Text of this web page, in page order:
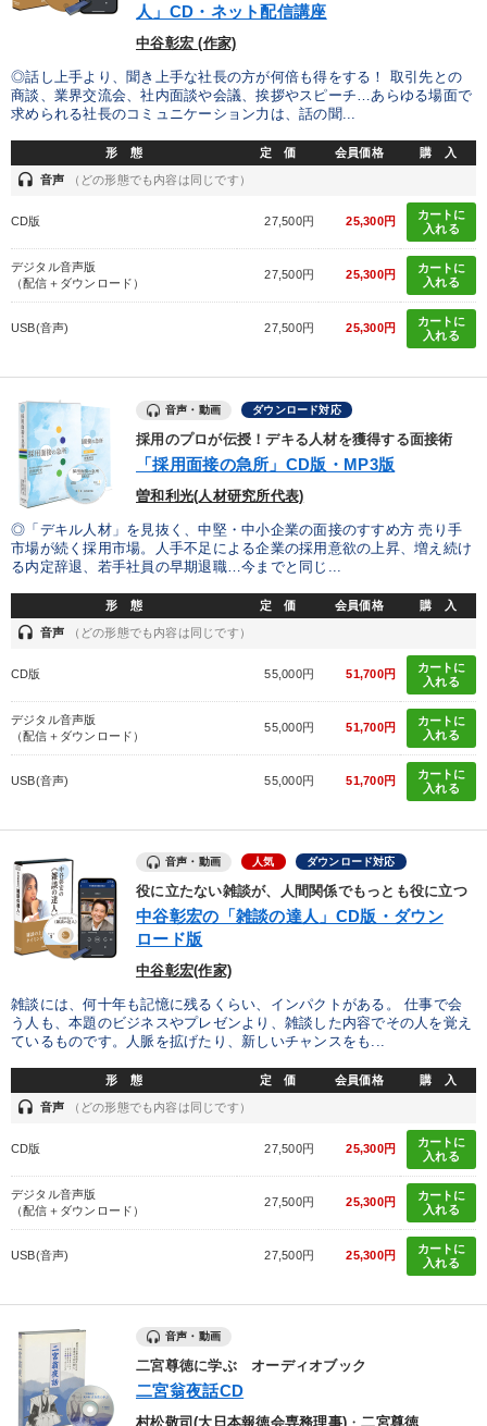
人」CD・ネット配信講座
中谷彰宏 (作家)
◎話し上手より、聞き上手な社長の方が何倍も得をする！ 取引先との
商談、業界交流会、社内面談や会議、挨拶やスピーチ…あらゆる場面で
求められる社長のコミュニケーション力は、話の聞...
形 態 定 価 会員価格 購 入
headset 音声 （どの形態でも内容は同じです）
CD版 27,500円 25,300円
カートに
入れる
デジタル音声版
（配信＋ダウンロード）
27,500円 25,300円
カートに
入れる
USB(音声) 27,500円 25,300円
カートに
入れる
音声・動画 ダウンロード対応
採用のプロが伝授！デキる人材を獲得する面接術
「採用面接の急所」CD版・MP3版
曽和利光(人材研究所代表)
◎「デキル人材」を見抜く、中堅・中小企業の面接のすすめ方 売り手
市場が続く採用市場。人手不足による企業の採用意欲の上昇、増え続け
る内定辞退、若手社員の早期退職…今までと同じ...
形 態 定 価 会員価格 購 入
headset 音声 （どの形態でも内容は同じです）
CD版 55,000円 51,700円
カートに
入れる
デジタル音声版
（配信＋ダウンロード）
55,000円 51,700円
カートに
入れる
USB(音声) 55,000円 51,700円
カートに
入れる
音声・動画 人気 ダウンロード対応
役に立たない雑談が、人間関係でもっとも役に立つ
中谷彰宏の「雑談の達人」CD版・ダウン
ロード版
中谷彰宏(作家)
雑談には、何十年も記憶に残るくらい、インパクトがある。 仕事で会
う人も、本題のビジネスやプレゼンより、雑談した内容でその人を覚え
ているものです。人脈を拡げたり、新しいチャンスをも...
形 態 定 価 会員価格 購 入
headset 音声 （どの形態でも内容は同じです）
CD版 27,500円 25,300円
カートに
入れる
デジタル音声版
（配信＋ダウンロード）
27,500円 25,300円
カートに
入れる
USB(音声) 27,500円 25,300円
カートに
入れる
音声・動画
二宮尊徳に学ぶ オーディオブック
二宮翁夜話CD